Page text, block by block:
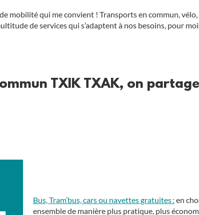
mobilité qui me convient ! Transports en commun,
de services qui s’adaptent à nos besoins, pour
TXIK TXAK, on
Bus, Tram’bus, cars ou navettes gratuites: en
ensemble de manière plus pratique, plus